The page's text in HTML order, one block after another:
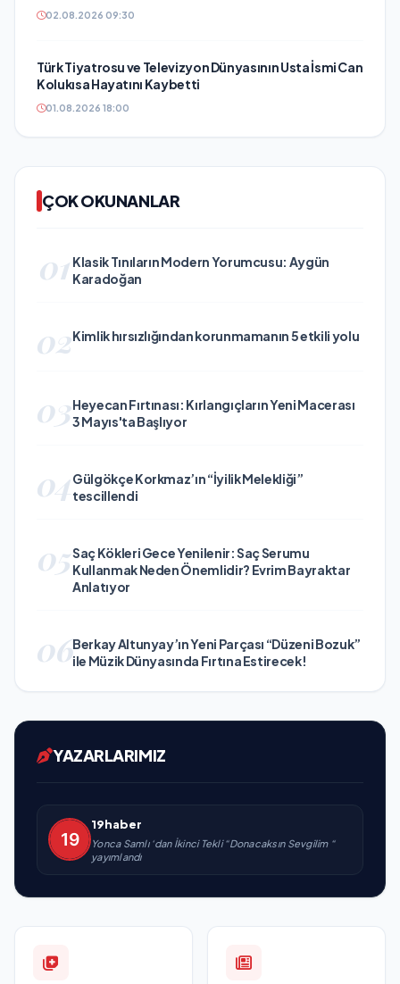
02.08.2026 09:30
Türk Tiyatrosu ve Televizyon Dünyasının Usta İsmi Can
Kolukısa Hayatını Kaybetti
01.08.2026 18:00
ÇOK OKUNANLAR
01 Klasik Tınıların Modern Yorumcusu: Aygün
Karadoğan
02Kimlik hırsızlığından korunmamanın 5 etkili yolu
03Heyecan Fırtınası: Kırlangıçların Yeni Macerası
3 Mayıs'ta Başlıyor
04Gülgökçe Korkmaz’ın “İyilik Melekliği”
tescillendi
05Saç Kökleri Gece Yenilenir: Saç Serumu
Kullanmak Neden Önemlidir? Evrim Bayraktar
Anlatıyor
06Berkay Altunyay’ın Yeni Parçası “Düzeni Bozuk”
ile Müzik Dünyasında Fırtına Estirecek!
YAZARLARIMIZ
19haber
Yonca Samlı ‘dan İkinci Tekli “Donacaksın Sevgilim “
yayımlandı